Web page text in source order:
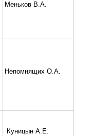
Меньков В.А.
Непомнящих О.А.
Куницын А.Е.